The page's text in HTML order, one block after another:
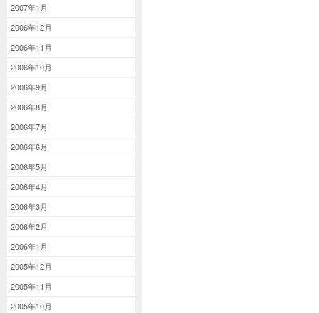
2007年1月
2006年12月
2006年11月
2006年10月
2006年9月
2006年8月
2006年7月
2006年6月
2006年5月
2006年4月
2006年3月
2006年2月
2006年1月
2005年12月
2005年11月
2005年10月